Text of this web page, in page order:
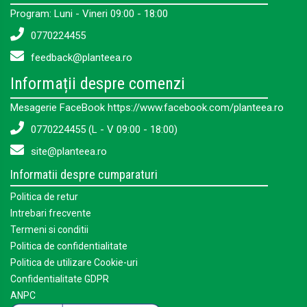
Program: Luni - Vineri 09:00 - 18:00
0770224455
feedback@planteea.ro
Informații despre comenzi
Mesagerie FaceBook https://www.facebook.com/planteea.ro
0770224455 (L - V 09:00 - 18:00)
site@planteea.ro
Informatii despre cumparaturi
Politica de retur
Intrebari frecvente
Termeni si conditii
Politica de confidentialitate
Politica de utilizare Cookie-uri
Confidentialitate GDPR
ANPC